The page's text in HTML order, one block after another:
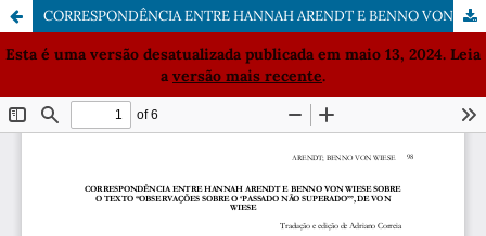
CORRESPONDÊNCIA ENTRE HANNAH ARENDT E BENNO VON WIESE SOBRE O TEXTO “OBSERVAÇÕES SOBRE O ‘PASSADO NÃO SUPERADO’”, DE VON WIESE
Esta é uma versão desatualizada publicada em maio 13, 2024. Leia
a versão mais recente.